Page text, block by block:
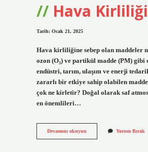
Hava
Tarih: Ocak 21, 2025
Hava kirliliğine sebep olan maddeler
ozon (O₃) ve partikül madde (PM)
endüstri, tarım, ulaşım ve enerji
zararlı bir etkiye sahip olabilen
çok ne kirletir? Doğal olarak saf
en önemlileri…
Devamını okuyun
Kirliliğine
Yorum Bırak